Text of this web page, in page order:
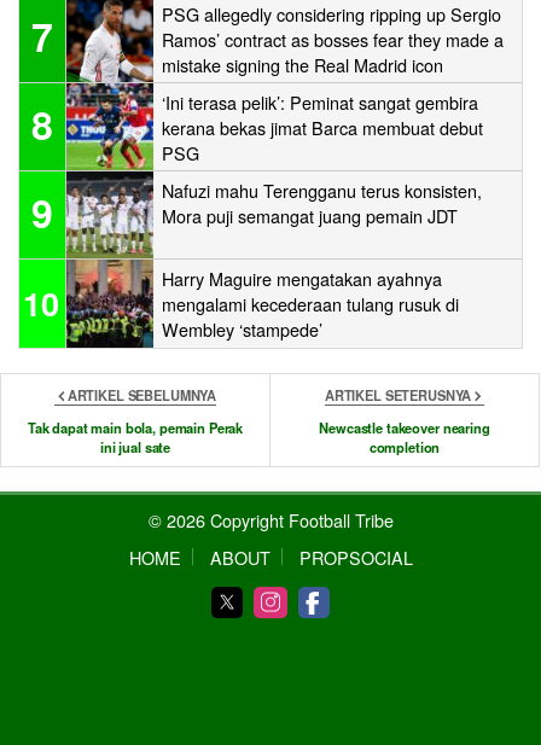
7
PSG allegedly considering ripping up Sergio
Ramos’ contract as bosses fear they made a
mistake signing the Real Madrid icon
8
‘Ini terasa pelik’: Peminat sangat gembira
kerana bekas jimat Barca membuat debut
PSG
9
Nafuzi mahu Terengganu terus konsisten,
Mora puji semangat juang pemain JDT
10
Harry Maguire mengatakan ayahnya
mengalami kecederaan tulang rusuk di
Wembley ‘stampede’
ARTIKEL SEBELUMNYA
Tak dapat main bola, pemain Perak
ini jual sate
ARTIKEL SETERUSNYA
Newcastle takeover nearing
completion
© 2026 Copyright Football Tribe
HOME
ABOUT PROPSOCIAL